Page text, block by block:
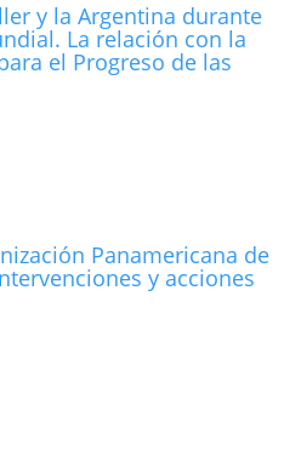
y la Argentina durante
La relación con la
el Progreso de las
Panamericana de
y acciones